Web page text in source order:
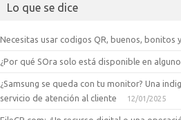
Lo que se dice
Necesitas usar codigos QR, buenos, bonitos
¿Por qué SOra solo está disponible en
¿Samsung se queda con tu monitor? Una
servicio de atención al cliente
12/01/2025